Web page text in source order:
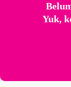
Yuk,